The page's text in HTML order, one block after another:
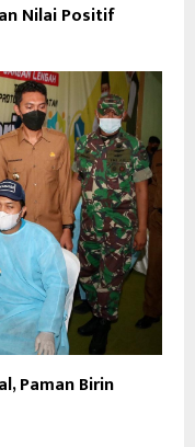
Nilai Positif
Paman Birin